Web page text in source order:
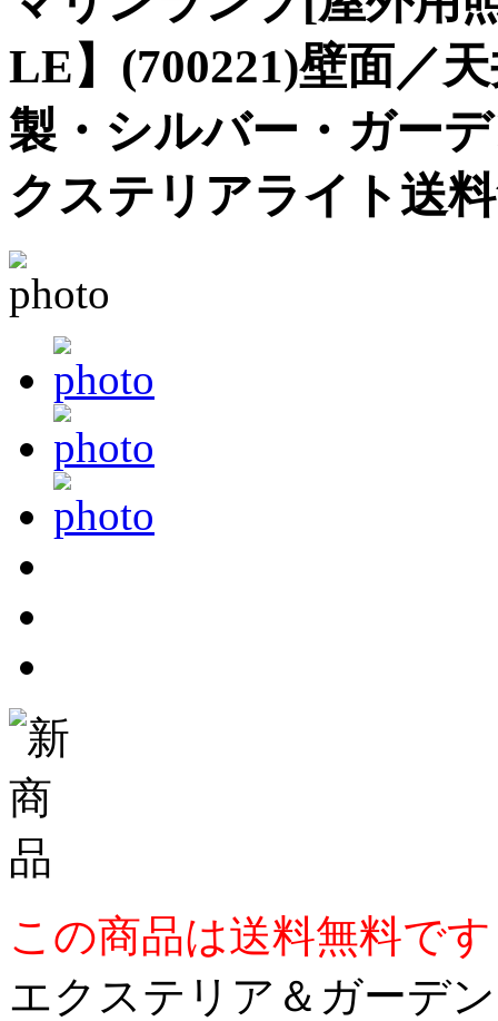
LE】(700221)壁面／
製・シルバー・ガー
クステリアライト送
この商品は送料無料で
エクステリア＆ガーデ